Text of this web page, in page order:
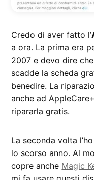
Credo di aver fatto l’
a ora. La prima era
2007 e devo dire
scadde la scheda
benedire. La
anche ad
ripararla gratis.
La seconda volta
lo scorso anno. Al
copre anche Magic